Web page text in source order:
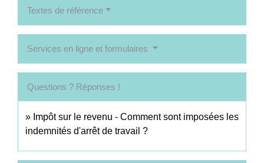
Textes de référence
Services en ligne et formulaires
Questions ? Réponses !
Impôt sur le revenu - Comment sont imposées les
indemnités d'arrêt de travail ?